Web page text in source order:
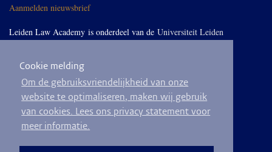
Cookie melding
Om de gebruiksvriendelijkheid van onze
website te optimaliseren, maken wij gebruik
van cookies. Lees ons privacy statement voor
meer informatie.
Aanmelden nieuwsbrief
Leiden Law Academy is onderdeel van de Universiteit Leiden
Volg ons op LinkedIn
© 2026
Privacyverklaring
Algemene voorwaarden Sitemap